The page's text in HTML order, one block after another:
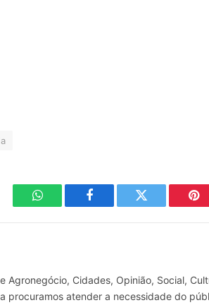
WhatsAppFacebook Twitter
Agronegócio, Cidades, Opinião, Social,
procuramos atender a necessidade do